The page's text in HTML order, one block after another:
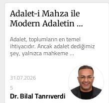
Adalet-i Mahza ile
Modern Adaletin
Merkezli Bir Yaklaşım
Adalet, toplumların en temel
ihtiyacıdır. Ancak adalet dediğimiz
şey, yalnızca mahkeme
kararlarından, kanun maddelerinden
31.07.2026
5
Dr. Bilal Tanrıverdi